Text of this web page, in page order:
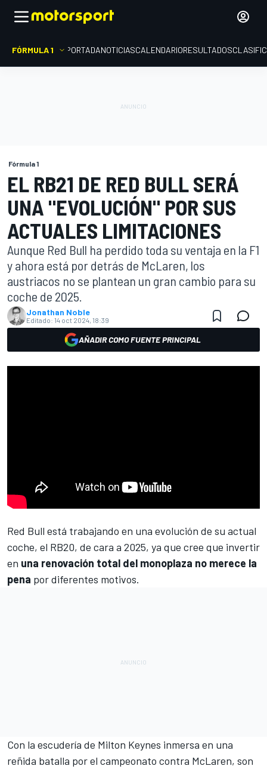
FÓRMULA 1 PORTADANOTICIASCALENDARIORESULTADOS
Fórmula 1
EL RB21 DE RED BULL SERÁ
UNA "EVOLUCIÓN" POR SUS
ACTUALES LIMITACIONES
Aunque Red Bull ha perdido toda su ventaja en la F1
y ahora está por detrás de McLaren, los
austriacos no se plantean un gran cambio para su
coche de 2025.
Jonathan Noble
Editado: 14 oct 2024, 18:39
AÑADIR COMO FUENTE PRINCIPAL
Red Bull está trabajando en una evolución de su actual
coche, el RB20, de cara a 2025, ya que cree que invertir
en una renovación total del monoplaza no merece la
pena por diferentes motivos.
Con la escudería de Milton Keynes inmersa en una
reñida batalla por el campeonato contra McLaren, son